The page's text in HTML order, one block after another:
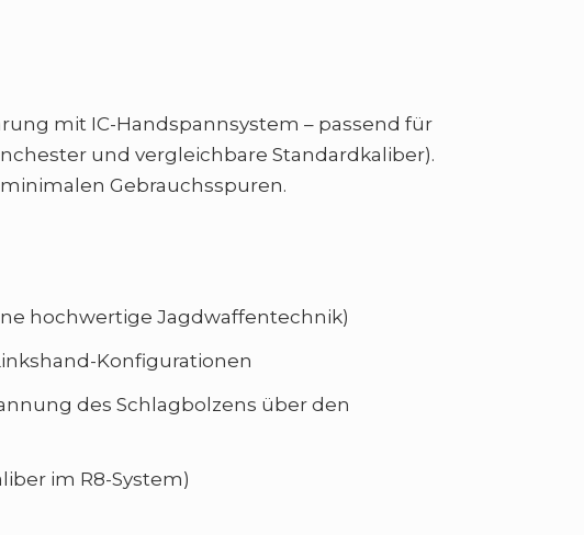
mit IC-Handspannsystem – passend für
und vergleichbare Standardkaliber).
Gebrauchsspuren.
hochwertige Jagdwaffentechnik)
Konfigurationen
des Schlagbolzens über den
im R8-System)